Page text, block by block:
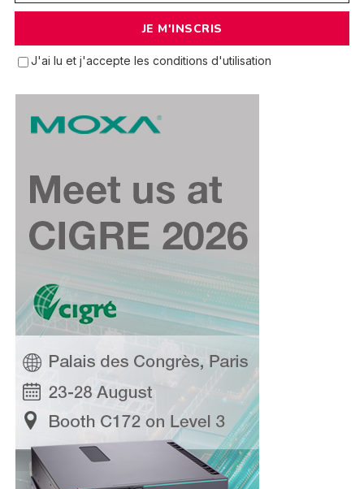
J'ai lu et j'accepte les conditions d'utilisation